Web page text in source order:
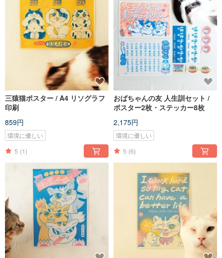
三猿猫ポスター / A4 リソグラフ
印刷
859円
環境に優しい
5 (1)
おばちゃんの友 人生訓セット /
ポスター2枚・ステッカー8枚
2,175円
環境に優しい
5 (6)